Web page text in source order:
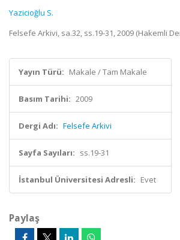
Yazicioğlu S.
Felsefe Arkivi, sa.32, ss.19-31, 2009 (Hakemli
Yayın Türü: Makale / Tam Makale
Basım Tarihi: 2009
Dergi Adı: Felsefe Arkivi
Sayfa Sayıları: ss.19-31
İstanbul Üniversitesi Adresli: Evet
Paylaş